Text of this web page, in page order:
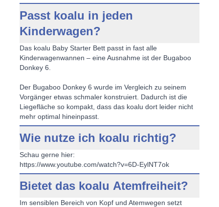
Passt koalu in jeden
Kinderwagen?
Das koalu Baby Starter Bett passt in fast alle
Kinderwagenwannen – eine Ausnahme ist der Bugaboo
Donkey 6.
Der Bugaboo Donkey 6 wurde im Vergleich zu seinem
Vorgänger etwas schmaler konstruiert. Dadurch ist die
Liegefläche so kompakt, dass das koalu dort leider nicht
mehr optimal hineinpasst.
Wie nutze ich koalu richtig?
Schau gerne hier:
https://www.youtube.com/watch?v=6D-EylNT7ok
Bietet das koalu Atemfreiheit?
Im sensiblen Bereich von Kopf und Atemwegen setzt